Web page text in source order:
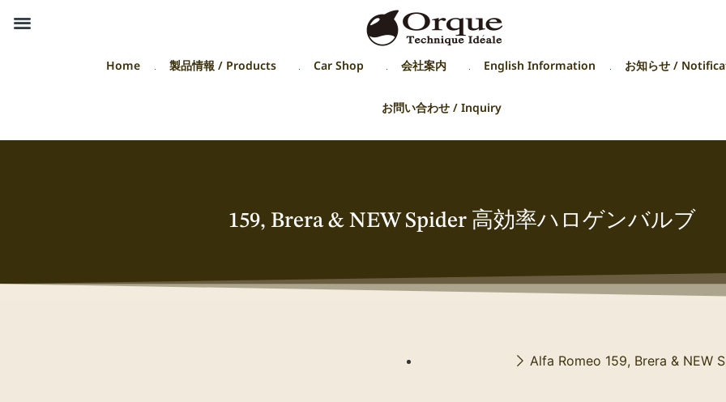
Home 製品情報 / Products Car Shop 会社案内 English Information
お知らせ /
お問い合わせ / Inquiry
159, Brera & NEW Spider 高効率ハロゲンバルブ
Alfa Romeo 159, Brera &